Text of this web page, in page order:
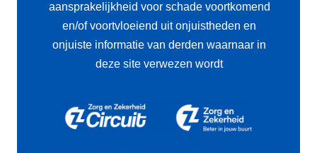
aansprakelijkheid voor schade voortkomend
en/of voortvloeiend uit onjuistheden en
onjuiste informatie van derden waarnaar in
deze site verwezen wordt